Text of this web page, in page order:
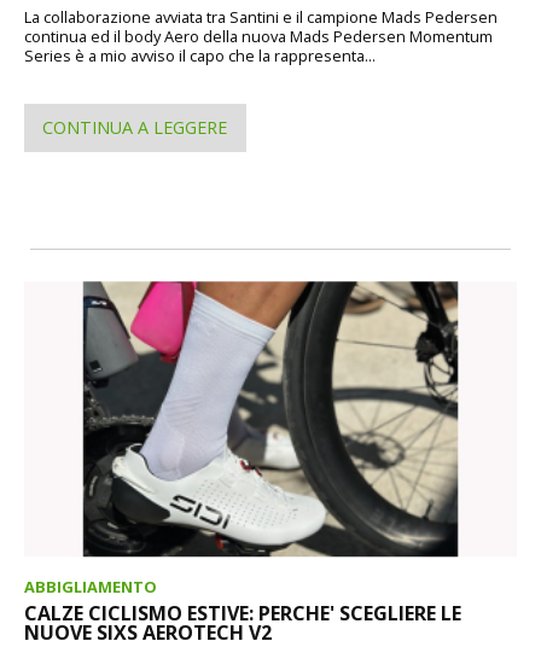
La collaborazione avviata tra Santini e il campione Mads Pedersen
continua ed il body Aero della nuova Mads Pedersen Momentum
Series è a mio avviso il capo che la rappresenta...
CONTINUA A LEGGERE
ABBIGLIAMENTO
CALZE CICLISMO ESTIVE: PERCHE' SCEGLIERE LE
NUOVE SIXS AEROTECH V2